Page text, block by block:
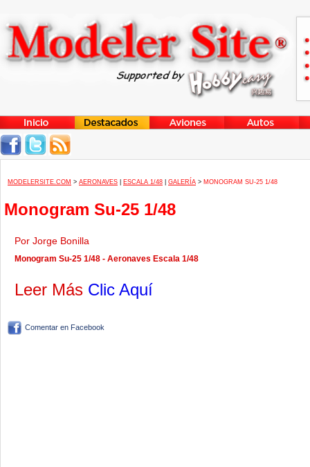
MODELERSITE.COM > AERONAVES ESCALA 1/48 GALERÍA > MONOGRAM SU-25 1/48
Monogram Su-25 1/48
Por Jorge Bonilla
Monogram Su-25 1/48 - Aeronaves Escala 1/48
Leer Más Clic Aquí
Comentar en Facebook